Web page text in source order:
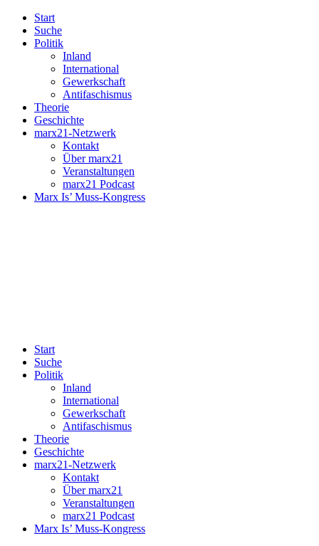
Start
Suche
Politik
Inland
International
Gewerkschaft
Antifaschismus
Theorie
Geschichte
marx21-Netzwerk
Kontakt
Über marx21
Veranstaltungen
marx21 Podcast
Marx Is’ Muss-Kongress
Start
Suche
Politik
Inland
International
Gewerkschaft
Antifaschismus
Theorie
Geschichte
marx21-Netzwerk
Kontakt
Über marx21
Veranstaltungen
marx21 Podcast
Marx Is’ Muss-Kongress